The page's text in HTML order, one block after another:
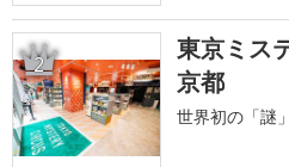
2
東京ミス
京都
世界初の「謎